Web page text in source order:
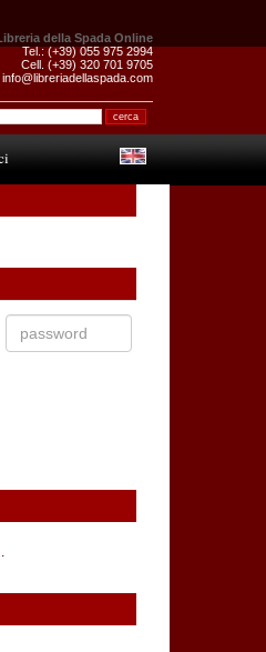
della Spada Online
Tel.: (+39) 055 975 2994
Cell. (+39) 320 701 9705
info@libreriadellaspada.com